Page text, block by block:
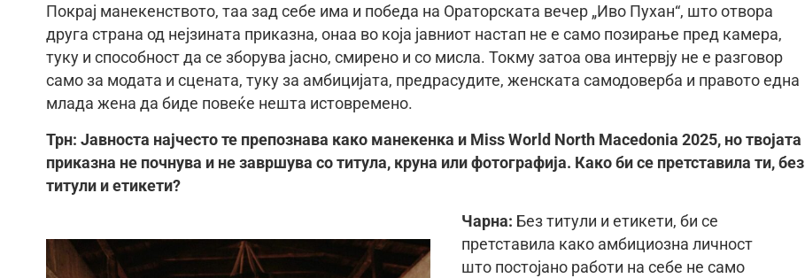
Покрај манекенството, таа зад себе има и победа на Ораторската вечер „Иво Пухан“, што отвора
друга страна од нејзината приказна, онаа во која јавниот настап не е само позирање пред камера,
туку и способност да се зборува јасно, смирено и со мисла. Токму затоа ова интервју не е разговор
само за модата и сцената, туку за амбицијата, предрасудите, женската самодоверба и правото една
млада жена да биде повеќе нешта истовремено.
Трн: Јавноста најчесто те препознава како манекенка и Miss World North Macedonia 2025, но твојата
приказна не почнува и не завршува со титула, круна или фотографија. Како би се претставила ти, без
титули и етикети?
Чарна: Без титули и етикети, би се
претставила како амбициозна личност
што постојано работи на себе не само